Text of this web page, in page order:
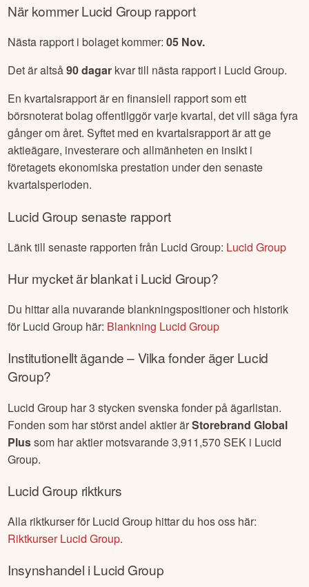
När kommerLucid Group rapport
Nästa rapport i bolaget kommer:05 Nov.
Det är altså90dagar kvar till nästa rapport i Lucid Group.
En kvartalsrapport är en finansiell rapport som ett
börsnoterat bolag offentliggör varje kvartal, det vill säga fyra
gånger om året. Syftet med en kvartalsrapport är att ge
aktieägare, investerare och allmänheten en insikt i
företagets ekonomiska prestation under den senaste
kvartalsperioden.
Lucid Group senaste rapport
Länk till senaste rapporten från Lucid Group: Lucid Group
Hur mycket är blankat iLucid Group?
Du hittar alla nuvarande blankningspositioner och historik
för Lucid Group här: Blankning Lucid Group
Institutionellt ägande – Vilka fonder ägerLucid
Group?
Lucid Group har3 stycken svenska fonder på ägarlistan.
Fonden som har störst andel aktier ärStorebrand Global
Plussom har aktier motsvarande3,911,570 SEK i Lucid
Group.
Lucid Group riktkurs
Alla riktkurser för Lucid Group hittar du hos oss här:
RiktkurserLucid Group.
Insynshandel iLucid Group